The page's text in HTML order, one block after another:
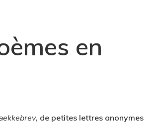
en
, de petites lettres anonymes